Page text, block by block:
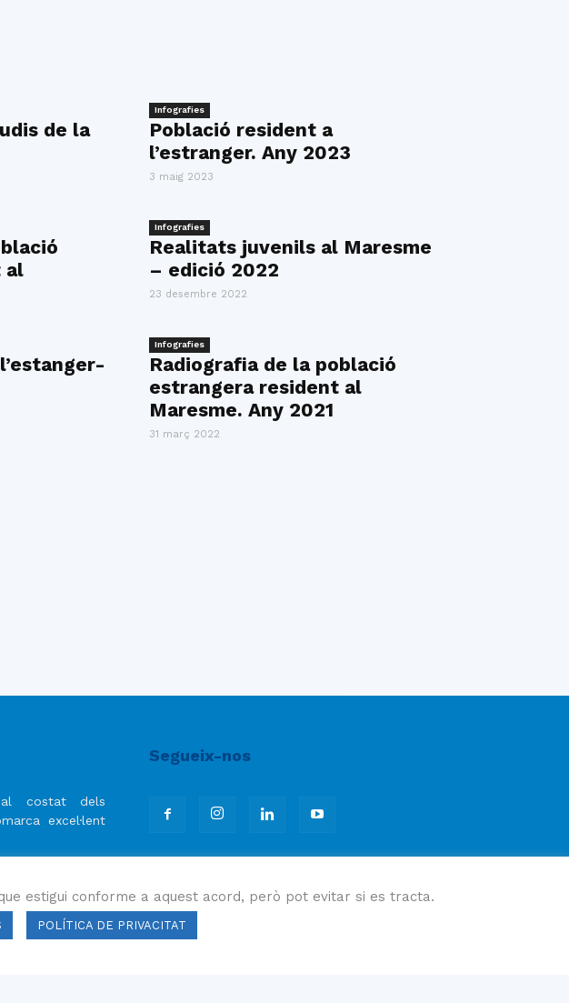
de la
Infografies
Població resident a
l’estranger. Any 2023
3 maig 2023
al
Infografies
Realitats juvenils al Maresme
– edició 2022
23 desembre 2022
Infografies
Radiografia de la població
estrangera resident al
Maresme. Any 2021
31 març 2022
al costat dels
excel·lent
Segueix-nos
estigui conforme a aquest acord, però pot evitar si es tracta.
POLÍTICA DE PRIVACITAT